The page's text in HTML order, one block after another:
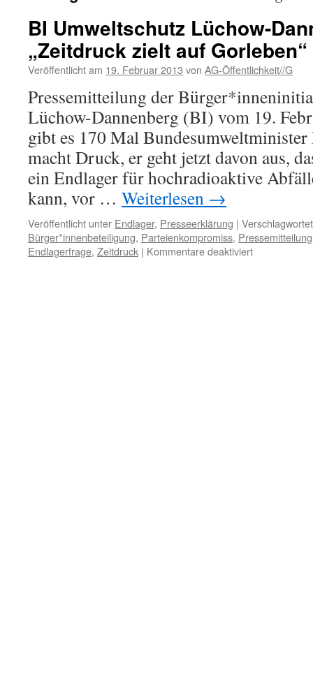
BI Umweltschutz Lüchow-
„Zeitdruck zielt auf Gorleben“
Veröffentlicht am 19. Februar 2013 von AG-Öffentlichkeit//G
Pressemitteilung der
Lüchow-Dannenberg (BI) vom 19.
gibt es 170 Mal
macht Druck, er geht jetzt davon aus,
ein Endlager für hochradioaktive
kann, vor … Weiterlesen →
Veröffentlicht unter Endlager, Presseerklärung |
Bürger*innenbeteiligung, Parteienkompromiss, Pressemitteilung
Endlagerfrage, Zeitdruck | Kommentare deaktiviertfür